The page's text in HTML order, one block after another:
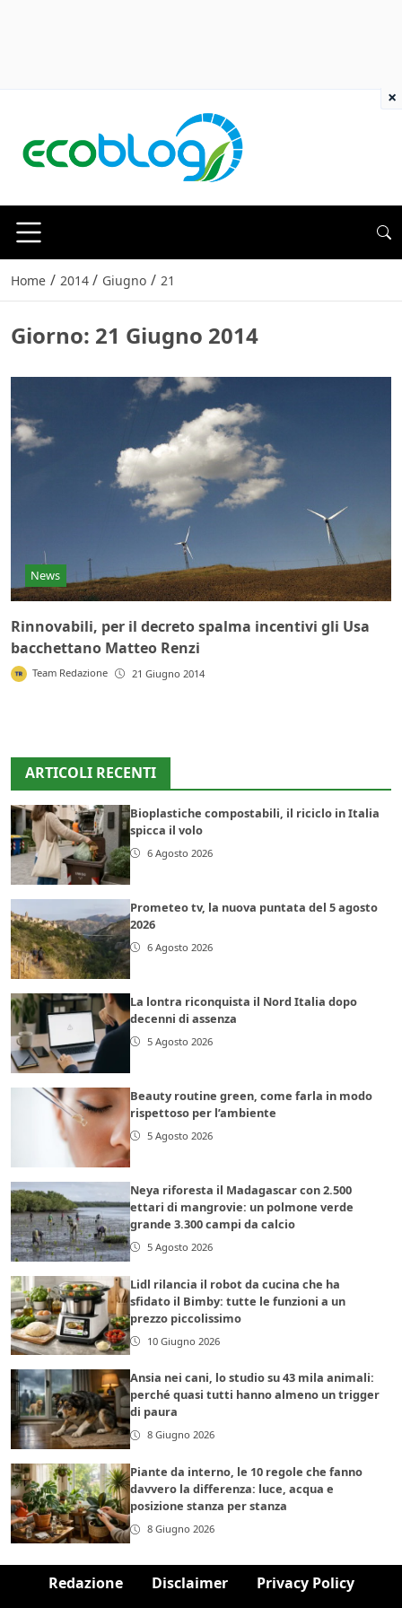
Home / 2014 / Giugno / 21
Giorno: 21 Giugno 2014
News
Rinnovabili, per il decreto spalma incentivi gli Usa
bacchettano Matteo Renzi
Team Redazione 21 Giugno 2014
ARTICOLI RECENTI
Bioplastiche compostabili, il riciclo in Italia
spicca il volo
6 Agosto 2026
Prometeo tv, la nuova puntata del 5 agosto
2026
6 Agosto 2026
La lontra riconquista il Nord Italia dopo
decenni di assenza
5 Agosto 2026
Beauty routine green, come farla in modo
rispettoso per l’ambiente
5 Agosto 2026
Neya riforesta il Madagascar con 2.500
ettari di mangrovie: un polmone verde
grande 3.300 campi da calcio
5 Agosto 2026
Lidl rilancia il robot da cucina che ha
sfidato il Bimby: tutte le funzioni a un
prezzo piccolissimo
10 Giugno 2026
Ansia nei cani, lo studio su 43 mila animali:
perché quasi tutti hanno almeno un trigger
di paura
8 Giugno 2026
Piante da interno, le 10 regole che fanno
davvero la differenza: luce, acqua e
posizione stanza per stanza
8 Giugno 2026
Redazione Disclaimer Privacy Policy
×